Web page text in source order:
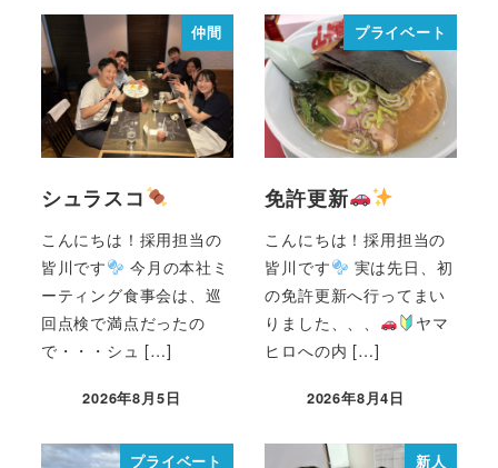
仲間
シュラスコ
こんにちは！採用担当の
皆川です
今月の本社ミ
ーティング食事会は、巡
回点検で満点だったの
で・・・シュ […]
2026年8月5日
プライベート
免許更新
こんにちは！採用担当の
皆川です
実は先日、初
の免許更新へ行ってまい
りました、、、
ヤマ
ヒロへの内 […]
2026年8月4日
プライベート 新人